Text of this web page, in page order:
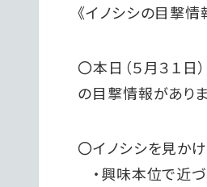
《イノシシの目撃情
〇本日（５月３１
の目撃情報がありま
〇イノシシを見かけ
・興味本位で近